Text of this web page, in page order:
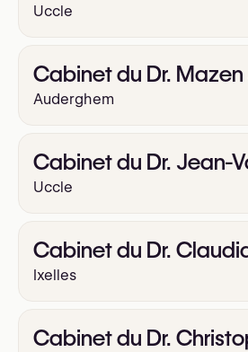
Uccle
Cabinet du Dr.
Auderghem
Cabinet du Dr. Jean-
Uccle
Cabinet du Dr.
Ixelles
Cabinet du Dr.